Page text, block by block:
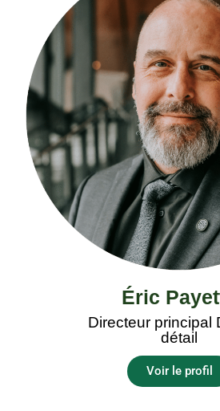
Éric
Directeur principal
détail
Voir le profil